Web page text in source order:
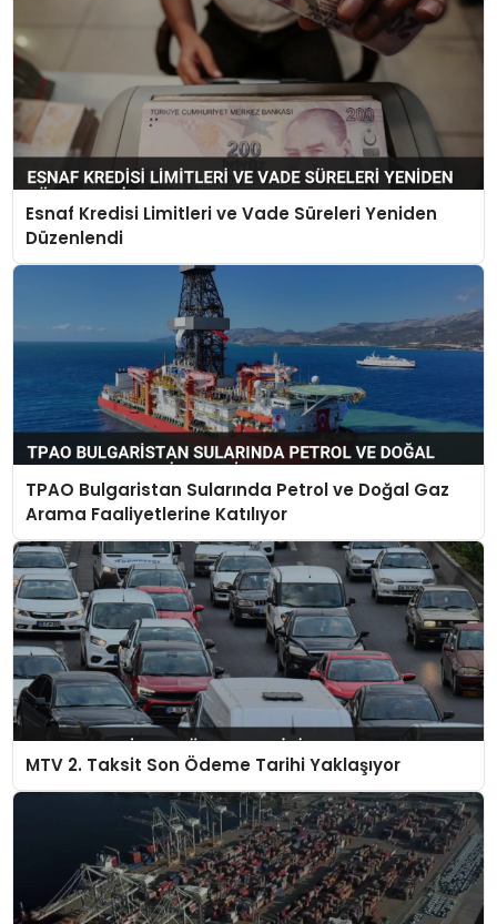
Esnaf Kredisi Limitleri ve Vade Süreleri Yeniden
Düzenlendi
TPAO Bulgaristan Sularında Petrol ve Doğal Gaz
Arama Faaliyetlerine Katılıyor
MTV 2. Taksit Son Ödeme Tarihi Yaklaşıyor